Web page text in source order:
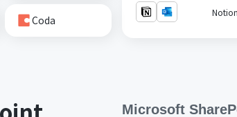
Coda
Microsoft